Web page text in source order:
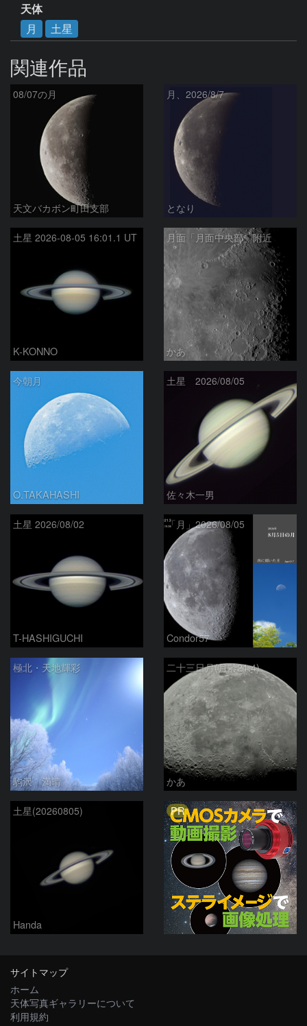
天体
月
土星
関連作品
08/07の月
天文バカボン町田支部
月、2026/8/7
となり
土星 2026-08-05 16:01.1 UT
K-KONNO
月面「月面中央部」附近
かあ
今朝月
O.TAKAHASHI
土星 2026/08/05
佐々木一男
土星 2026/08/02
T-HASHIGUCHI
「月」2026/08/05
Condor57
極北・天地輝彩
駒沢 満晴
二十三日月(月齢21.4)
かあ
土星(20260805)
Handa
PR
サイトマップ
ホーム
天体写真ギャラリーについて
利用規約